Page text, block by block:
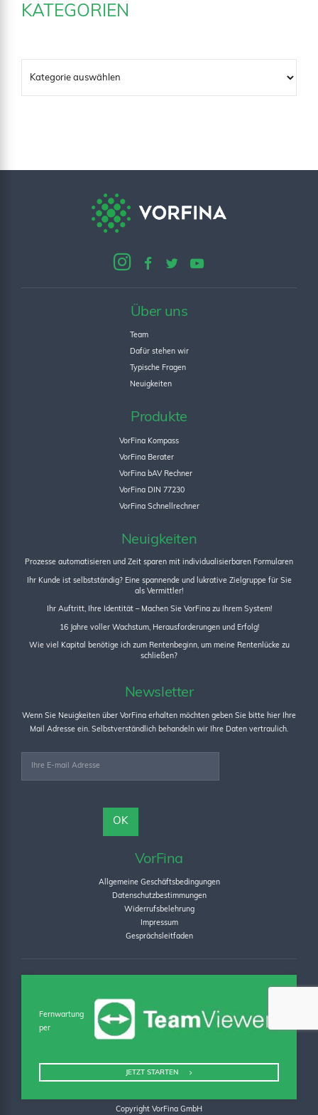
KATEGORIEN
Über uns
Team
Dafür stehen wir
Typische Fragen
Neuigkeiten
Produkte
VorFina Kompass
VorFina Berater
VorFina bAV Rechner
VorFina DIN 77230
VorFina Schnellrechner
Neuigkeiten
Prozesse automatisieren und Zeit sparen mit individualisierbaren Formularen
Ihr Kunde ist selbstständig? Eine spannende und lukrative Zielgruppe für Sie
als Vermittler!
Ihr Auftritt, Ihre Identität – Machen Sie VorFina zu Ihrem System!
16 Jahre voller Wachstum, Herausforderungen und Erfolg!
Wie viel Kapital benötige ich zum Rentenbeginn, um meine Rentenlücke zu
schließen?
Newsletter
Wenn Sie Neuigkeiten über VorFina erhalten möchten geben Sie bitte hier Ihre
Mail Adresse ein. Selbstverständlich behandeln wir Ihre Daten vertraulich.
VorFina
Allgemeine Geschäftsbedingungen
Datenschutzbestimmungen
Widerrufsbelehrung
Impressum
Gesprächsleitfaden
Fernwartung
per
JETZT STARTEN
Copyright VorFina GmbH